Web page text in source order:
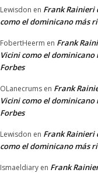
Lewisdon en Frank Rainieri
como el dominicano más
FobertHeerm en Frank
Vicini como el dominicano
Forbes
OLanecrums en Frank
Vicini como el dominicano
Forbes
Lewisdon en Frank Rainieri
como el dominicano más
Ismaeldiary en Frank